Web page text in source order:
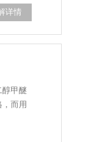
详情
醇甲醚
而用